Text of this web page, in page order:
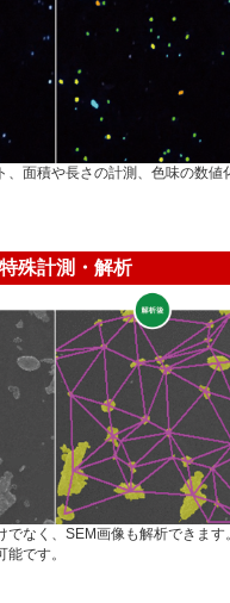
、面積や長さの計測、色味の数値
特殊計測・解析
でなく、SEM画像も解析できます
です。